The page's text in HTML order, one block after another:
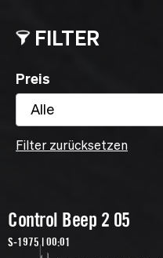
FILTER
Preis
Alle
Filter zurücksetzen
Control Beep 2 05
S-1975 | 00:01